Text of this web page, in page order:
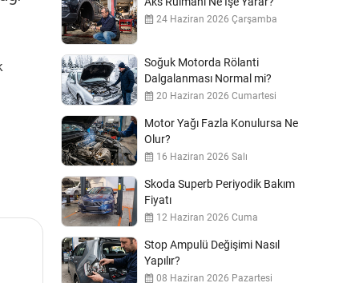
24 Haziran 2026 Çarşamba
Soğuk Motorda Rölanti
Dalgalanması Normal mi?
20 Haziran 2026 Cumartesi
Motor Yağı Fazla Konulursa Ne
Olur?
16 Haziran 2026 Salı
Skoda Superb Periyodik Bakım
Fiyatı
12 Haziran 2026 Cuma
Stop Ampulü Değişimi Nasıl
Yapılır?
08 Haziran 2026 Pazartesi